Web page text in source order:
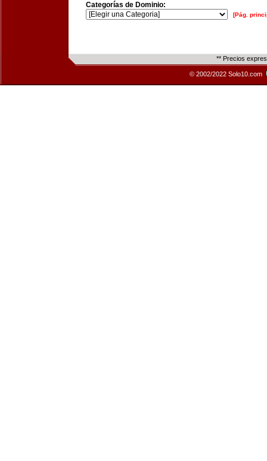
Categorías de Dominio:
[Pág.
** Precios
© 2002/2022 Solo10.com